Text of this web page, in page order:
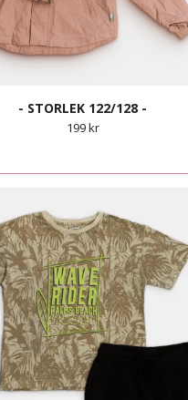
- STORLEK 122/128 -
199 kr